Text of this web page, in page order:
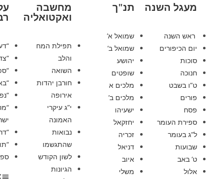
מעגל השנה
ראש השנה
יום הכיפורים
סוכות
חנוכה
ט”ו בשבט
פורים
פסח
ספירת העומר
ל”ג בעומר
שבועות
ט’ באב
אלול
תנ"ך
שמואל א’
שמואל ב’
יהושע
שופטים
מלכים א
מלכים ב’
ישעיהו
יחזקאל
זכריה
דניאל
איוב
משלי
מחשבה
ואקטואליה
תפילת המח
והלב
השואה
חורבן יהדות
אירופה
י”ג עיקרי
האמונה
נבואות
שהתגשמו
לשון הקודש
הגיונות